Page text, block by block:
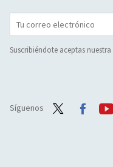
Suscribiéndote aceptas nuestra
Síguenos